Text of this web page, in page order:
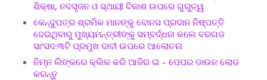
ଶିକ୍ଷା, ନବସୃଜନ ଓ ସ୍ଥାୟୀ ବିକାଶ ଉପରେ ଗୁରୁତ୍ୱ
କେନ୍ଦୁପତ୍ର ଶ୍ରମିକ ମାନଙ୍କୁ ବୋନସ ପ୍ରଦାନ ନିଷ୍ପତ୍ତି
ଦେଇଥିବାରୁ ମୁଖ୍ୟମନ୍ତ୍ରୀଙ୍କୁ ସମ୍ବର୍ଦ୍ଧନା କଲେ ବରଗଡ
ସାଂସଦ:୩ଟି ପ୍ରମୁଖ ଦାବୀ ଉପରେ ଆଲୋଚନା
ନିମ୍ନ ଲିଙ୍କରେ କ୍ଲିକ କରି ଆଜିର ଇ – ପେପର ଡାଉନ ଲୋଡ
କରନ୍ତୁ